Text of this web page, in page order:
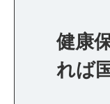
健康
れば